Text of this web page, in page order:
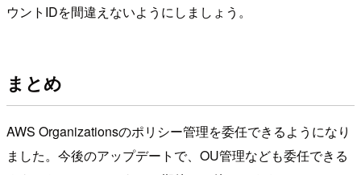
ウントIDを間違えないようにしましょう。
まとめ
AWS Organizationsのポリシー管理を委任できるようになり
ました。今後のアップデートで、OU管理なども委任できる